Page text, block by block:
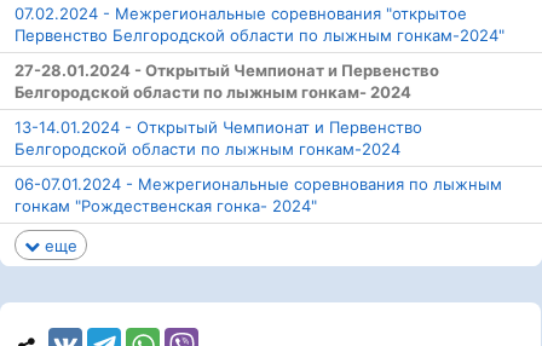
07.02.2024 - Межрегиональные соревнования "открытое
Первенство Белгородской области по лыжным гонкам-2024"
27-28.01.2024 - Открытый Чемпионат и Первенство
Белгородской области по лыжным гонкам- 2024
13-14.01.2024 - Открытый Чемпионат и Первенство
Белгородской области по лыжным гонкам-2024
06-07.01.2024 - Межрегиональные соревнования по лыжным
гонкам "Рождественская гонка- 2024"
еще